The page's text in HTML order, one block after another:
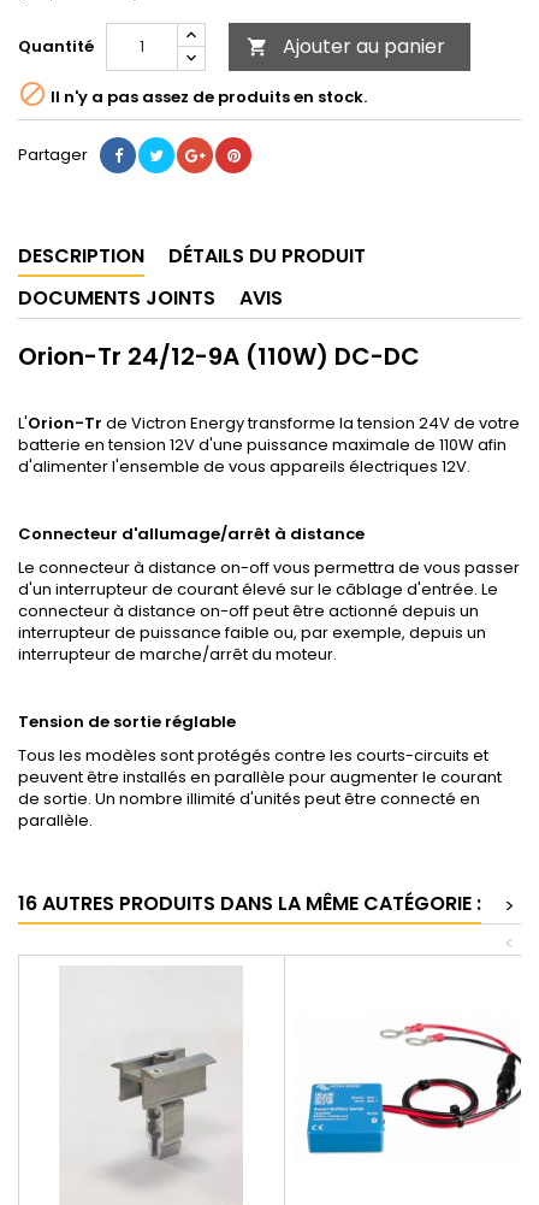
Quantité  Ajouter au panier
 Il n'y a pas assez de produits en stock.
Partager
DESCRIPTION
DÉTAILS DU PRODUIT
DOCUMENTS JOINTS
AVIS
Orion-Tr 24/12-9A (110W) DC-DC
L'Orion-Tr de Victron Energy transforme la tension 24V de votre
batterie en tension 12V d'une puissance maximale de 110W afin
d'alimenter l'ensemble de vous appareils électriques 12V.
Connecteur d'allumage/arrêt à distance
Le connecteur à distance on-off vous permettra de vous passer
d'un interrupteur de courant élevé sur le câblage d'entrée. Le
connecteur à distance on-off peut être actionné depuis un
interrupteur de puissance faible ou, par exemple, depuis un
interrupteur de marche/arrêt du moteur.
Tension de sortie réglable
Tous les modèles sont protégés contre les courts-circuits et
peuvent être installés en parallèle pour augmenter le courant
de sortie. Un nombre illimité d'unités peut être connecté en
parallèle.
16 AUTRES PRODUITS DANS LA MÊME CATÉGORIE :
>
<